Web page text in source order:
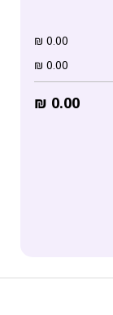
0.00
₪
0.00
₪
0.00
₪